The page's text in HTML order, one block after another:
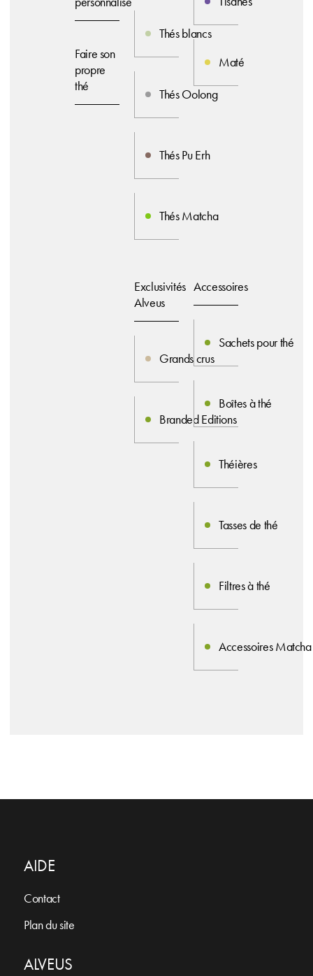
Faire son
propre
thé
Thés blancs
Thés Oolong
Thés Pu Erh
Thés Matcha
Maté
Exclusivités
Alveus
Grands crus
Branded Editions
Accessoires
Sachets pour thé
Boîtes à thé
Théières
Tasses de thé
Filtres à thé
Accessoires Matcha
AIDE
Contact
Plan du site
ALVEUS